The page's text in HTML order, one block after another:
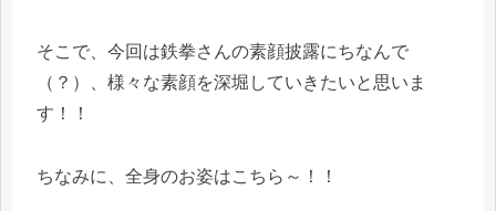
そこで、今回は鉄拳さんの素顔披露にちなんで
（？）、様々な素顔を深堀していきたいと思いま
す！！
ちなみに、全身のお姿はこちら～！！